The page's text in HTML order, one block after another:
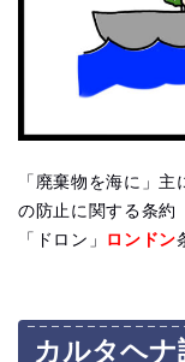
「廃棄物を海に」
の防止に関する条約
「ドロン」
ロンドン
カルタヘ